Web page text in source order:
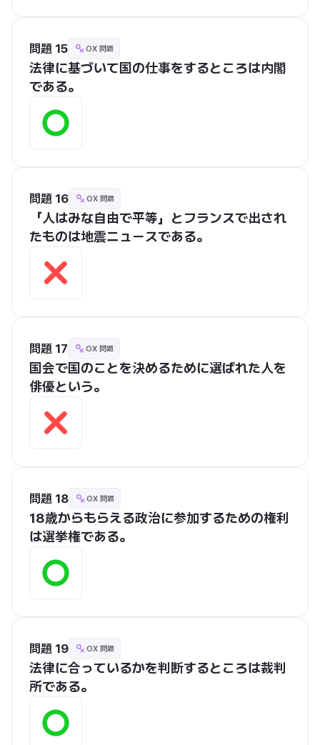
問題 15 OX 問題
法律に基づいて国の仕事をするところは内閣
である。
問題 16 OX 問題
「人はみな自由で平等」とフランスで出され
たものは地震ニュースである。
問題 17 OX 問題
国会で国のことを決めるために選ばれた人を
俳優という。
問題 18 OX 問題
18歳からもらえる政治に参加するための権利
は選挙権である。
問題 19 OX 問題
法律に合っているかを判断するところは裁判
所である。